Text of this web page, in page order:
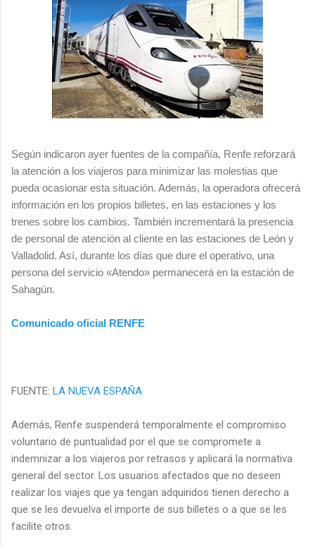
Según indicaron ayer fuentes de la compañía, Renfe reforzará
la atención a los viajeros para minimizar las molestias que
pueda ocasionar esta situación. Además, la operadora ofrecerá
información en los propios billetes, en las estaciones y los
trenes sobre los cambios. También incrementará la presencia
de personal de atención al cliente en las estaciones de León y
Valladolid. Así, durante los días que dure el operativo, una
persona del servicio «Atendo» permanecerá en la estación de
Sahagún.
Comunicado oficial RENFE
FUENTE: LA NUEVA ESPAÑA
Además, Renfe suspenderá temporalmente el compromiso
voluntario de puntualidad por el que se compromete a
indemnizar a los viajeros por retrasos y aplicará la normativa
general del sector. Los usuarios afectados que no deseen
realizar los viajes que ya tengan adquiridos tienen derecho a
que se les devuelva el importe de sus billetes o a que se les
facilite otros.